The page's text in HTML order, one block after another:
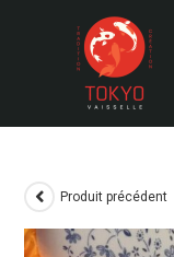
Produit précédent